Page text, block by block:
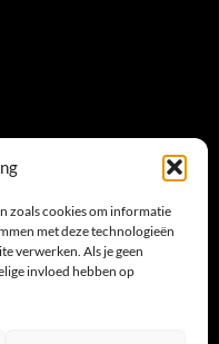
zoals cookies om informatie
met deze technologieën
verwerken. Als je geen
invloed hebben op